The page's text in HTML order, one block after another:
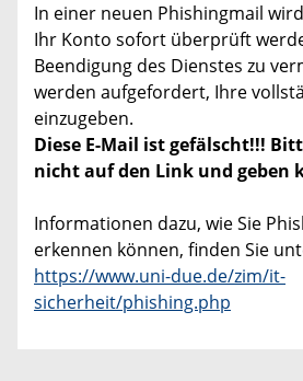
In einer neuen Phishingmail
Ihr Konto sofort überprüft
Beendigung des Dienstes zu
werden aufgefordert, Ihre
einzugeben.
Diese E-Mail ist gefälscht!!!
nicht auf den Link und geben
Informationen dazu, wie Sie
erkennen können, finden Sie
https://www.uni-due.de/zim/it-
sicherheit/phishing.php